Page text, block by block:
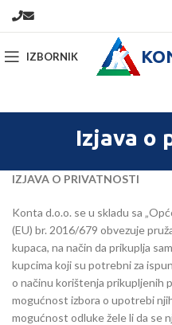
IZBORNIK
Izjava o
IZJAVA O PRIVATNOSTI
Konta d.o.o. se u skladu sa
(EU) br. 2016/679 obvezuje
kupaca, na način da prikuplja
kupcima koji su potrebni za
o načinu korištenja prikupljenih
mogućnost izbora o upotrebi
mogućnost odluke žele li da se